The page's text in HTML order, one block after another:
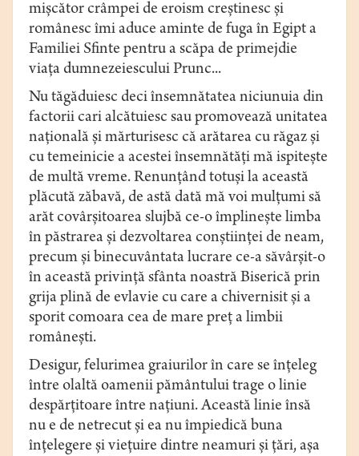
mişcător crâmpei de eroism creştinesc şi
românesc îmi aduce aminte de fuga în Egipt a
Familiei Sfinte pentru a scăpa de primejdie
viaţa dumnezeiescului Prunc...
Nu tăgăduiesc deci însemnătatea niciunuia din
factorii cari alcătuiesc sau promovează unitatea
naţională şi mărturisesc că arătarea cu răgaz şi
cu temeinicie a acestei însemnătăţi mă ispiteşte
de multă vreme. Renunţând totuşi la această
plăcută zăbavă, de astă dată mă voi mulţumi să
arăt covârşitoarea slujbă ce-o împlineşte limba
în păstrarea şi dezvoltarea conştiinţei de neam,
precum şi binecuvântata lucrare ce-a săvârşit-o
în această privinţă sfânta noastră Biserică prin
grija plină de evlavie cu care a chivernisit şi a
sporit comoara cea de mare preţ a limbii
româneşti.
Desigur, felurimea graiurilor în care se înţeleg
între olaltă oamenii pământului trage o linie
despărţitoare între naţiuni. Această linie însă
nu e de netrecut şi ea nu împiedică buna
înţelegere şi vieţuire dintre neamuri şi ţări, aşa